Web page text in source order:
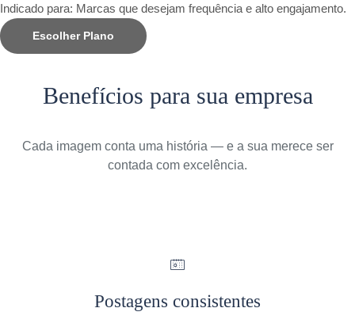
Indicado para: Marcas que desejam frequência e alto engajamento.
Escolher Plano
Benefícios para sua empresa
Cada imagem conta uma história — e a sua merece ser
contada com excelência.
Postagens consistentes